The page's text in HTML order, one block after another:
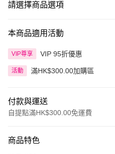
請選擇商品選項
本商品適用活動
VIP尊享 VIP 95折優惠
活動 滿HK$300.00加購區
付款與運送
自提點滿HK$300.00免運費
信用卡
商品特色